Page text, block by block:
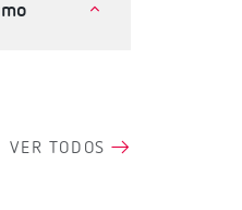
VER TODOS